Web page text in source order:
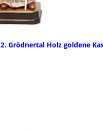
Grödnertal Holz goldene